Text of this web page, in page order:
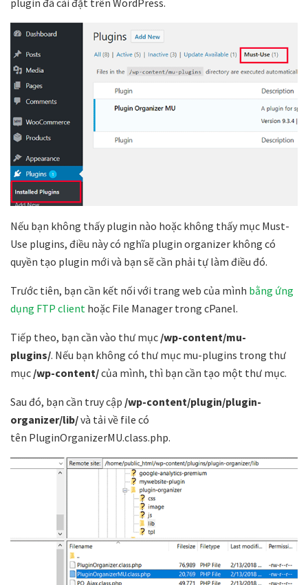
Nếu bạn không thấy plugin nào hoặc không thấy mục Must-
Use plugins, điều này có nghĩa plugin organizer không có
quyền tạo plugin mới và bạn sẽ cần phải tự làm điều đó.
Trước tiên, bạn cần kết nối với trang web của mình bằng ứng
dụng FTP client hoặc File Manager trong cPanel.
Tiếp theo, bạn cần vào thư mục /wp-content/mu-
plugins/. Nếu bạn không có thư mục mu-plugins trong thư
mục /wp-content/của mình, thì bạn cần tạo một thư mục.
Sau đó, bạn cần truy cập /wp-content/plugin/plugin-
organizer/lib/và tải về file có
tên PluginOrganizerMU.class.php.